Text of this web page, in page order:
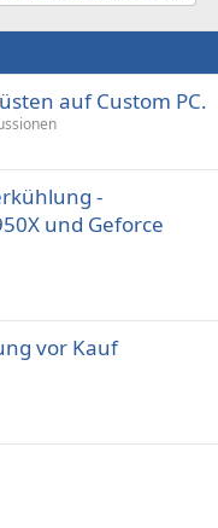
auf Custom PC.
-
und Geforce
vor Kauf